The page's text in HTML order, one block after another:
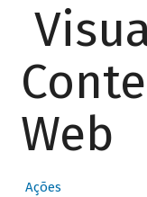
Web
Ações